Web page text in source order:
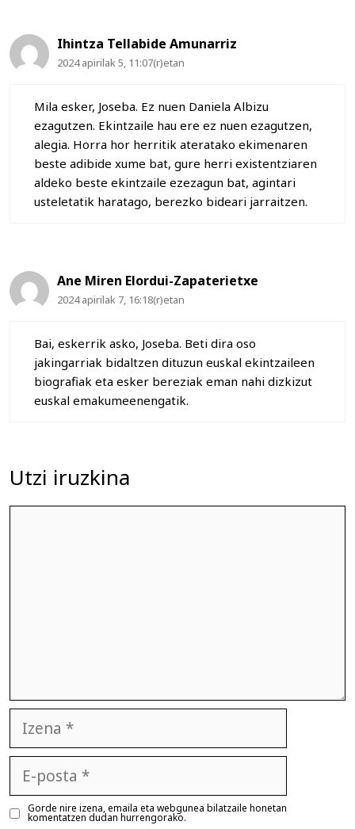
Ihintza Tellabide Amunarriz
2024 apirilak 5, 11:07(r)etan
Mila esker, Joseba. Ez nuen Daniela Albizu
ezagutzen. Ekintzaile hau ere ez nuen ezagutzen,
alegia. Horra hor herritik ateratako ekimenaren
beste adibide xume bat, gure herri existentziaren
aldeko beste ekintzaile ezezagun bat, agintari
usteletatik haratago, berezko bideari jarraitzen.
Ane Miren Elordui-Zapaterietxe
2024 apirilak 7, 16:18(r)etan
Bai, eskerrik asko, Joseba. Beti dira oso
jakingarriak bidaltzen dituzun euskal ekintzaileen
biografiak eta esker bereziak eman nahi dizkizut
euskal emakumeenengatik.
Utzi iruzkina
posta
Gorde nire izena, emaila eta webgunea bilatzaile honetan
komentatzen dudan hurrengorako.